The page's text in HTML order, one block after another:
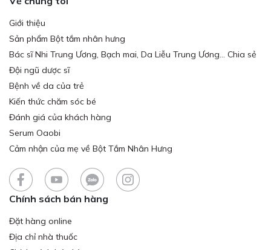
Giới thiệu
Sản phẩm Bột tắm nhân hưng
Bác sĩ Nhi Trung Ương, Bạch mai, Da Liễu Trung Ương... Chia sẻ
Đội ngũ dược sĩ
Bệnh về da của trẻ
Kiến thức chăm sóc bé
Đánh giá của khách hàng
Serum Oaobi
Cảm nhận của mẹ về Bột Tắm Nhân Hưng
Chính sách bán hàng
Đặt hàng online
Địa chỉ nhà thuốc